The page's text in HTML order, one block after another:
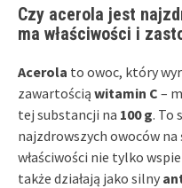
Czy acerola jest
ma właściwości i
Acerola to owoc, który
zawartością witamin C –
tej substancji na 100 g. To
najzdrowszych owoców
właściwości nie tylko
także działają jako silny